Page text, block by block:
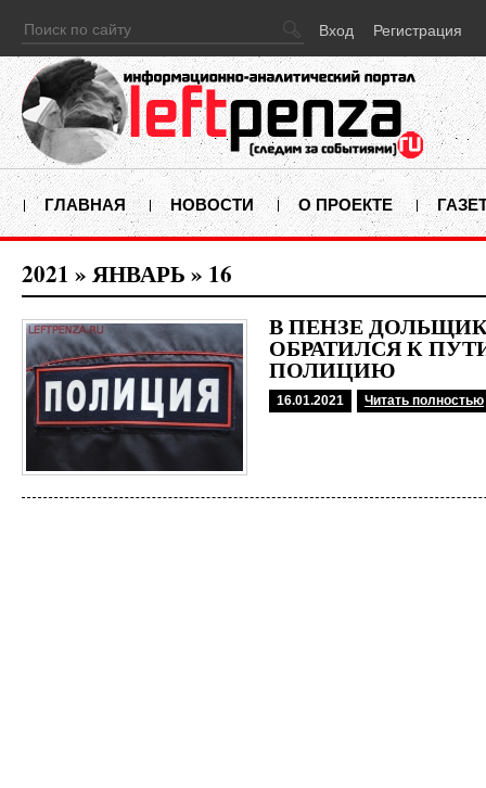
Вход Регистрация
ГЛАВНАЯ НОВОСТИ О ПРОЕКТЕ
2021 » ЯНВАРЬ » 16
В ПЕНЗЕ
ОБРАТИЛСЯ К
ПОЛИЦИЮ
16.01.2021 Читать полностью